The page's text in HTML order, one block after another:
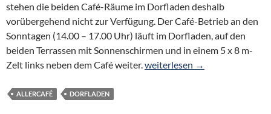
stehen die beiden Café-Räume im Dorfladen deshalb
vorübergehend nicht zur Verfügung. Der Café-Betrieb an den
Sonntagen (14.00 – 17.00 Uhr) läuft im Dorfladen, auf den
beiden Terrassen mit Sonnenschirmen und in einem 5 x 8 m-
Zelt links neben dem Café weiter.Café-Betrieb trotz
weiterlesen →
ALLERCAFÉ DORFLADEN